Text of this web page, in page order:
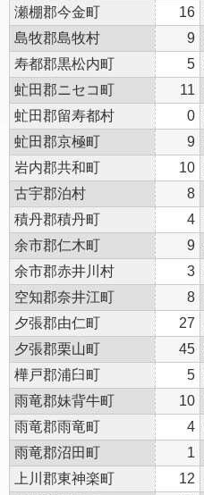
瀬棚郡今金町
16
島牧郡島牧村
9
寿都郡黒松内町
5
虻田郡ニセコ町
11
虻田郡留寿都村
0
虻田郡京極町
9
岩内郡共和町
10
古宇郡泊村
8
積丹郡積丹町
4
余市郡仁木町
9
余市郡赤井川村
3
空知郡奈井江町
8
夕張郡由仁町
27
夕張郡栗山町
45
樺戸郡浦臼町
5
雨竜郡妹背牛町
10
雨竜郡雨竜町
4
雨竜郡沼田町
1
上川郡東神楽町
12